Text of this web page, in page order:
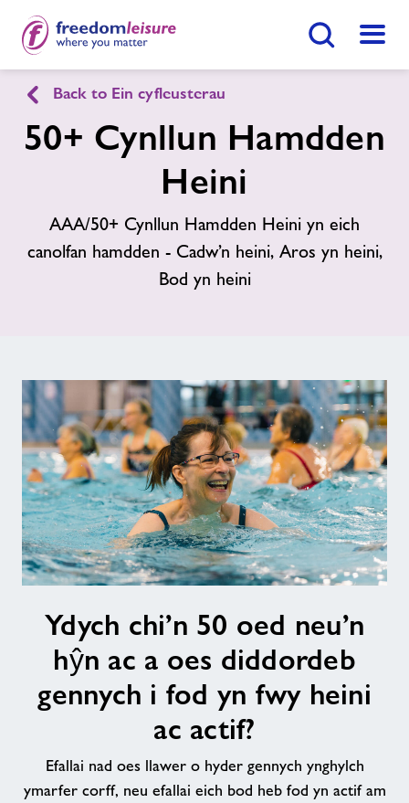
English Cymraeg
Canolfan Chwaraeon Tref-y-Clawdd
Hafan
Ein cyfleusterau
Newyddion
Cysylltwch â ni
Swyddi
Ynghylch Freedom Leisure
Gwnewch Ymholiad Nawr
Back to Ein cyfleusterau
50+ Cynllun Hamdden
Heini
AAA/50+ Cynllun Hamdden Heini yn eich
canolfan hamdden - Cadw’n heini, Aros yn heini,
Bod yn heini
chi’n
hŷn
diddordeb
Ydych chi’n 50 oed neu’n
hŷn ac a oes diddordeb
gennych i fod yn fwy heini
ac actif?
Efallai nad oes llawer o hyder gennych ynghylch
ymarfer corff, neu efallai eich bod heb fod yn actif am